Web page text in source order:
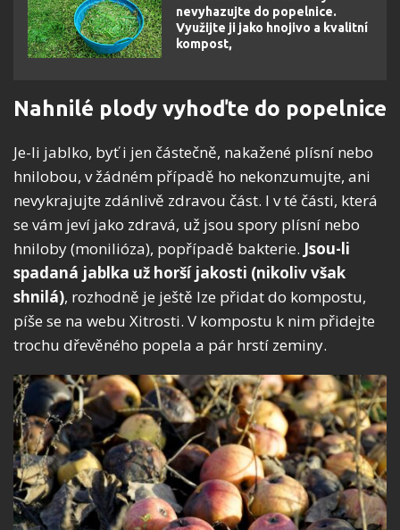
nevyhazujte do popelnice.
Využijte ji jako hnojivo a kvalitní
kompost,
Nahnilé plody vyhoďte do popelnice
Je-li jablko, byť i jen částečně, nakažené plísní nebo
hnilobou, v žádném případě ho nekonzumujte, ani
nevykrajujte zdánlivě zdravou část. I v té části, která
se vám jeví jako zdravá, už jsou spory plísní nebo
hniloby (monilióza), popřípadě bakterie. Jsou-li
spadaná jablka už horší jakosti (nikoliv však
shnilá), rozhodně je ještě lze přidat do kompostu,
píše se na webu Xitrosti. V kompostu k nim přidejte
trochu dřevěného popela a pár hrstí zeminy.